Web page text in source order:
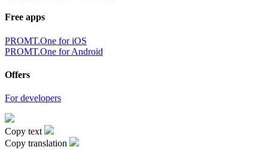
Free apps
PROMT.One for iOS
PROMT.One for Android
Offers
For developers
Copy text
Copy translation